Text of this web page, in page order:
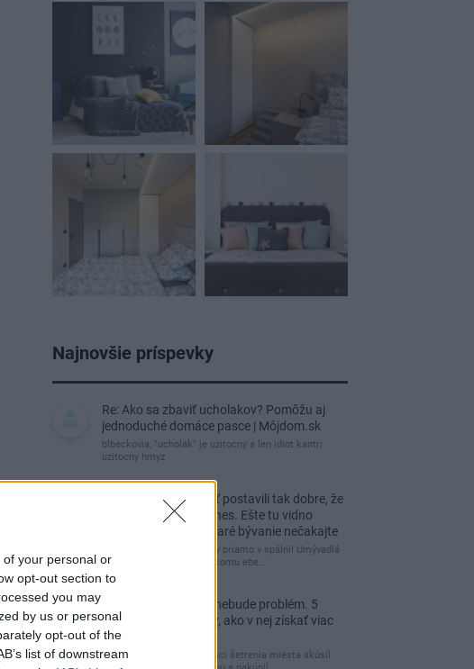
your personal or
opt-out section to
you may
by us or personal
opt-out of the
list of downstream
Najnovšie príspevky
Re: Ako sa zbaviť ucholakov? Pomôžu aj
jednoduché domáce pasce | Môjdom.sk
blbeckovia, "ucholak" je uzitocny a len idiot kantri
uzitocny hmyz
Re: Vidiecku usadlosť postavili tak dobre, že
domáceho chráni i dnes. Ešte tu vidno
kamenné múry, no staré bývanie nečakajte
čakám kedy budú wc misy priamo v spálni! Umývadlá
už sú štandardom! Tu niekomu ebe…
Re: Tesná spálňa už nebude problém. 5
praktických nápadov, ako v nej získať viac
úložného miesta
Ja som pred časom v rámci šetrenia miesta skúsil